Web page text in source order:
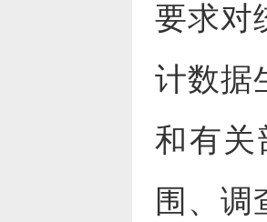
要求对
计数据
和有关
围、调